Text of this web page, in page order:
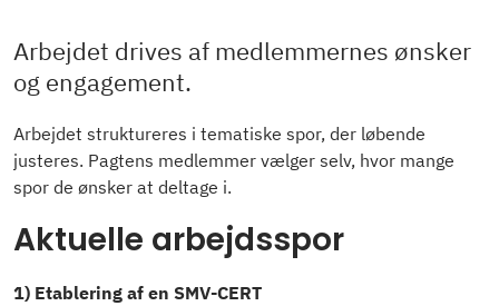
Arbejdet drives af medlemmernes ønsker
og engagement.
Arbejdet struktureres i tematiske spor, der løbende
justeres. Pagtens medlemmer vælger selv, hvor mange
spor de ønsker at deltage i.
Aktuelle arbejdsspor
1) Etablering af en SMV-CERT